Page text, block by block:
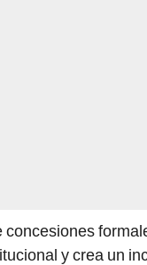
y crea un